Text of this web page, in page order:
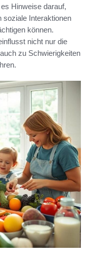
Hinweise darauf,
soziale Interaktionen
können.
nicht nur die
zu Schwierigkeiten